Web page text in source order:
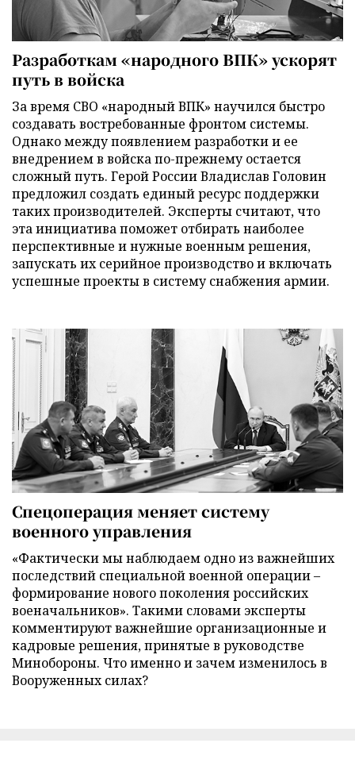
Разработкам «народного ВПК» ускорят
путь в войска
За время СВО «народный ВПК» научился быстро
создавать востребованные фронтом системы.
Однако между появлением разработки и ее
внедрением в войска по-прежнему остается
сложный путь. Герой России Владислав Головин
предложил создать единый ресурс поддержки
таких производителей. Эксперты считают, что
эта инициатива поможет отбирать наиболее
перспективные и нужные военным решения,
запускать их серийное производство и включать
успешные проекты в систему снабжения армии.
Спецоперация меняет систему
военного управления
«Фактически мы наблюдаем одно из важнейших
последствий специальной военной операции –
формирование нового поколения российских
военачальников». Такими словами эксперты
комментируют важнейшие организационные и
кадровые решения, принятые в руководстве
Минобороны. Что именно и зачем изменилось в
Вооруженных силах?